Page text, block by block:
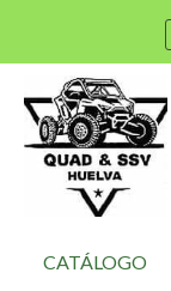
CATÁLOGO